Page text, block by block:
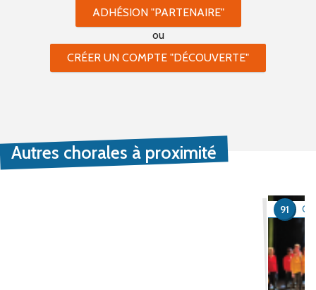
ADHÉSION "PARTENAIRE"
ou
CRÉER UN COMPTE "DÉCOUVERTE"
Autres chorales à proximité
91